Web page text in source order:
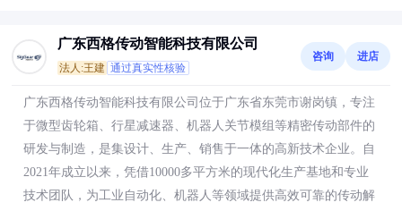
广东西格传动智能科技有限公司
法人:王建 通过真实性核验
咨询 进店
广东西格传动智能科技有限公司位于广东省东莞市谢岗镇，专注
于微型齿轮箱、行星减速器、机器人关节模组等精密传动部件的
研发与制造，是集设计、生产、销售于一体的高新技术企业。自
2021年成立以来，凭借10000多平方米的现代化生产基地和专业
技术团队，为工业自动化、机器人等领域提供高效可靠的传动解